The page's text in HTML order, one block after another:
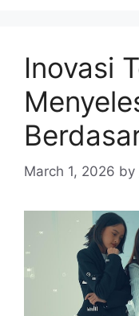
Inovasi
March 1, 2026 by